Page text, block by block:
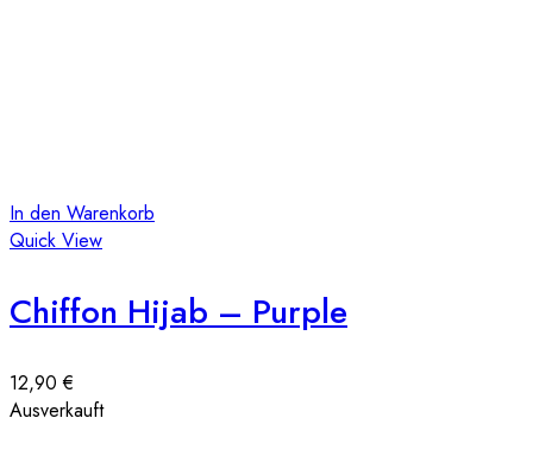
In den Warenkorb
Quick View
Chiffon Hijab – Purple
12,90€
Ausverkauft